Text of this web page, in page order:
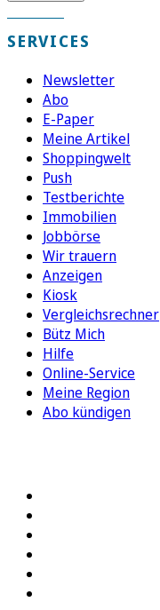
SERVICES
Newsletter
Abo
E-Paper
Meine Artikel
Shoppingwelt
Push
Testberichte
Immobilien
Jobbörse
Wir trauern
Anzeigen
Kiosk
Vergleichsrechner
Bütz Mich
Hilfe
Online-Service
Meine Region
Abo kündigen